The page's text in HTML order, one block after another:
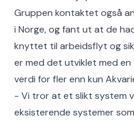
Gruppen kontaktet også
i Norge, og fant ut at de
knyttet til arbeidsflyt og
er med det utviklet med
verdi for fler enn kun
- Vi tror at et slikt system
eksisterende systemer